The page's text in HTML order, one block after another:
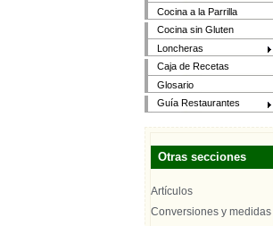
Cocina a la Parrilla
Cocina sin Gluten
Loncheras
Caja de Recetas
Glosario
Guía Restaurantes
Otras secciones
Artículos
Conversiones y medidas